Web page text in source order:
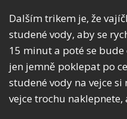
Dalším trikem je, že
studené vody, aby se
15 minut a poté se
jen jemně poklepat po
studené vody na vejce
vejce trochu